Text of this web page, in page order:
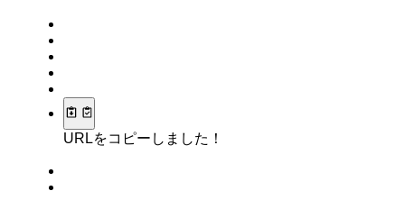
URLをコピーしました！